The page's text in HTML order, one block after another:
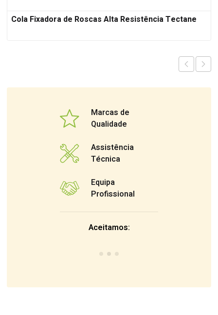
Cola Fixadora de Roscas Alta Resistência Tectane
Marcas de
Qualidade
Assistência
Técnica
Equipa
Profissional
Aceitamos: